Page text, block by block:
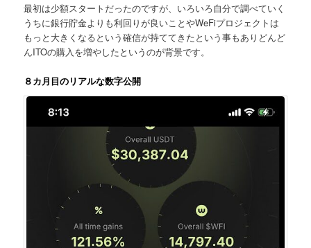
最初は少額スタートだったのですが、いろいろ自分で調べていく
うちに銀行貯金よりも利回りが良いことやWeFiプロジェクトは
もっと大きくなるという確信が持ててきたという事もありどんど
んITOの購入を増やしたというのが背景です。
８カ月目のリアルな数字公開